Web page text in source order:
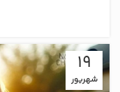
19
شهریور